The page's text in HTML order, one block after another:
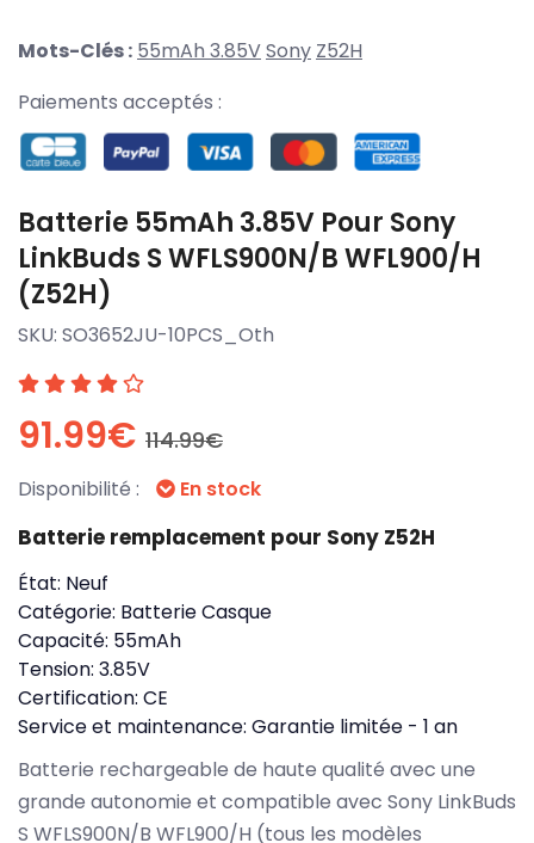
Mots-Clés : 55mAh 3.85VSony Z52H
Paiements acceptés :
Batterie 55mAh 3.85V Pour Sony
LinkBuds S WFLS900N/B WFL900/H
(Z52H)
SKU: SO3652JU-10PCS_Oth
91.99€ 114.99€
Disponibilité : En stock
Batterie remplacement pour Sony Z52H
État: Neuf
Catégorie: Batterie Casque
Capacité: 55mAh
Tension: 3.85V
Certification: CE
Service et maintenance: Garantie limitée - 1 an
Batterie rechargeable de haute qualité avec une
grande autonomie et compatible avec Sony LinkBuds
S WFLS900N/B WFL900/H (tous les modèles